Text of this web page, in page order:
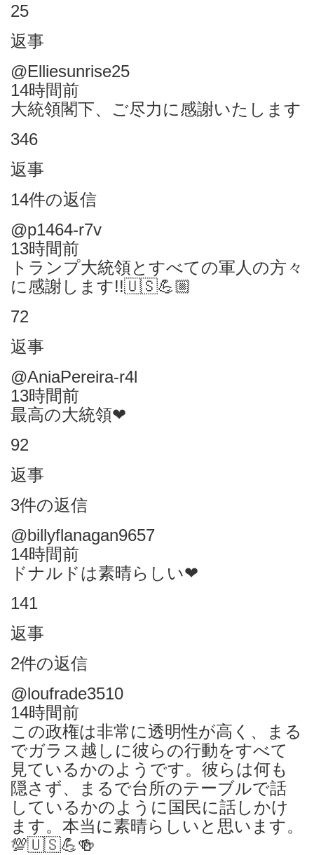
25
返事
@Elliesunrise25
14時間前
大統領閣下、ご尽力に感謝いたします
346
返事
14件の返信
@p1464-r7v
13時間前
トランプ大統領とすべての軍人の方々
に感謝します!!🇺🇸💪🏼
72
返事
@AniaPereira-r4l
13時間前
最高の大統領❤
92
返事
3件の返信
@billyflanagan9657
14時間前
ドナルドは素晴らしい❤
141
返事
2件の返信
@loufrade3510
14時間前
この政権は非常に透明性が高く、まる
でガラス越しに彼らの行動をすべて
見ているかのようです。彼らは何も
隠さず、まるで台所のテーブルで話
しているかのように国民に話しかけ
ます。本当に素晴らしいと思います。
💯🇺🇸💪🍻